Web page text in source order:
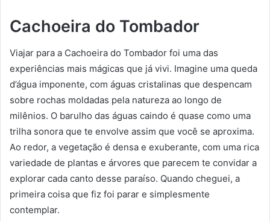
Cachoeira do Tombador
Viajar para a Cachoeira do Tombador foi uma das
experiências mais mágicas que já vivi. Imagine uma queda
d’água imponente, com águas cristalinas que despencam
sobre rochas moldadas pela natureza ao longo de
milênios. O barulho das águas caindo é quase como uma
trilha sonora que te envolve assim que você se aproxima.
Ao redor, a vegetação é densa e exuberante, com uma rica
variedade de plantas e árvores que parecem te convidar a
explorar cada canto desse paraíso. Quando cheguei, a
primeira coisa que fiz foi parar e simplesmente
contemplar.